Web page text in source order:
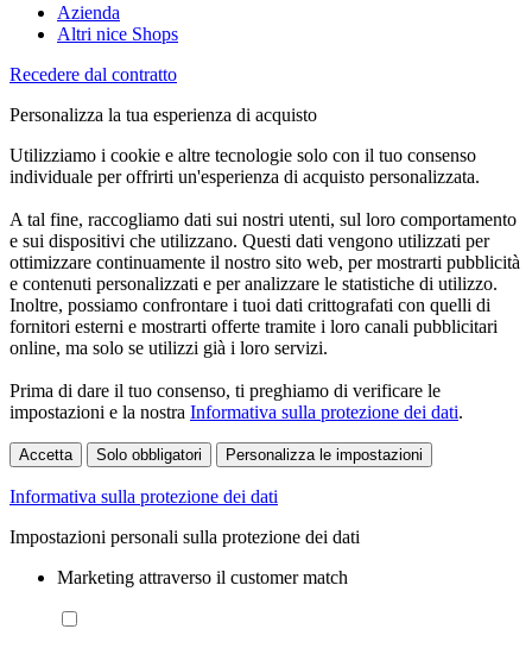
Azienda
Altri nice Shops
Recedere dal contratto
Personalizza la tua esperienza di acquisto
Utilizziamo i cookie e altre tecnologie solo con il tuo consenso
individuale per offrirti un'esperienza di acquisto personalizzata.
A tal fine, raccogliamo dati sui nostri utenti, sul loro comportamento
e sui dispositivi che utilizzano. Questi dati vengono utilizzati per
ottimizzare continuamente il nostro sito web, per mostrarti pubblicità
e contenuti personalizzati e per analizzare le statistiche di utilizzo.
Inoltre, possiamo confrontare i tuoi dati crittografati con quelli di
fornitori esterni e mostrarti offerte tramite i loro canali pubblicitari
online, ma solo se utilizzi già i loro servizi.
Prima di dare il tuo consenso, ti preghiamo di verificare le
impostazioni e la nostra Informativa sulla protezione dei dati.
Accetta Solo obbligatori Personalizza le impostazioni
Informativa sulla protezione dei dati
Impostazioni personali sulla protezione dei dati
Marketing attraverso il customer match